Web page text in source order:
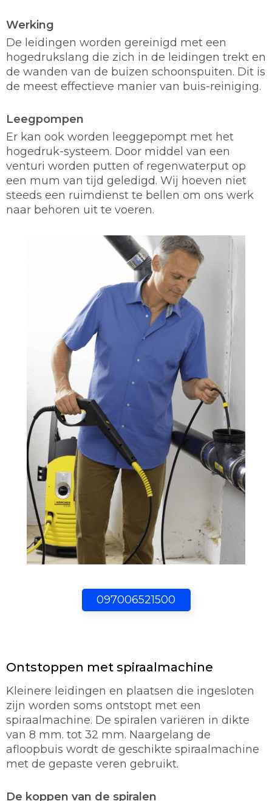
097006521500
Werking
De leidingen worden gereinigd met een
hogedrukslang die zich in de leidingen trekt en
de wanden van de buizen schoonspuiten. Dit is
de meest effectieve manier van buis-reiniging.
Leegpompen
Er kan ook worden leeggepompt met het
hogedruk-systeem. Door middel van een
venturi worden putten of regenwaterput op
een mum van tijd geledigd. Wij hoeven niet
steeds een ruimdienst te bellen om ons werk
naar behoren uit te voeren.
Ontstoppen met spiraalmachine
Kleinere leidingen en plaatsen die ingesloten
zijn worden soms ontstopt met een
spiraalmachine. De spiralen variëren in dikte
van 8 mm. tot 32 mm. Naargelang de
afloopbuis wordt de geschikte spiraalmachine
met de gepaste veren gebruikt.
De koppen van de spiralen